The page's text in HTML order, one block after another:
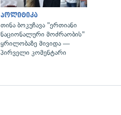
პოლიტიკა
თინა ბოკუჩავა "ერთიანი
ნაციონალური მოძრაობის"
ყრილობაზე მივიდა —
პირველი კომენტარი